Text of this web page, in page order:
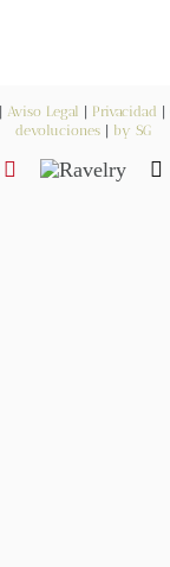
Contacto
Newsletter
Aviso Legal Privacidad
devoluciones| by SG